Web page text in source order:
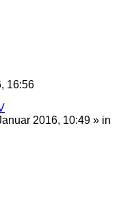
16:56
2016, 10:49 » in